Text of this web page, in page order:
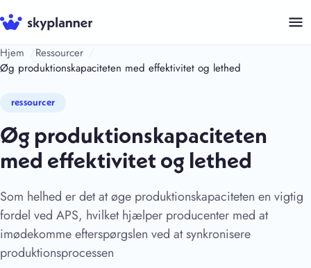
Hop
til
indhold
Hjem
Ressourcer
Øg produktionskapaciteten med effektivitet og lethed
ressourcer
Øg produktionskapaciteten
med effektivitet og lethed
Som helhed er det at øge produktionskapaciteten en vigtig
fordel ved APS, hvilket hjælper producenter med at
imødekomme efterspørgslen ved at synkronisere
produktionsprocessen